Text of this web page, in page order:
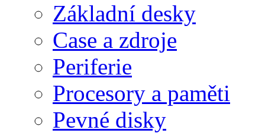
Základní desky
Case a zdroje
Periferie
Procesory a paměti
Pevné disky